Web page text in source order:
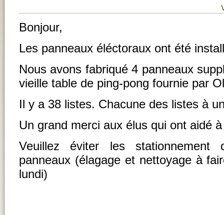
Bonjour,
Les panneaux éléctoraux ont été
Nous avons fabriqué 4 panneaux
vieille table de ping-pong fournie par
Il y a 38 listes. Chacune des listes à
Un grand merci aux élus qui ont aidé
Veuillez éviter les stationnement
panneaux (élagage et nettoyage à
lundi)